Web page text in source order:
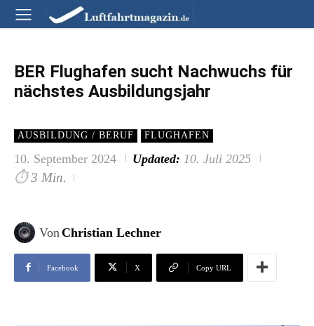
BER Flughafen sucht Nachwuchs für
nächstes Ausbildungsjahr
AUSBILDUNG / BERUF FLUGHAFEN
10. September 2024 Updated: 10. Juli 2025
⏱ 3 Min.
Von Christian Lechner
Facebook X Copy URL